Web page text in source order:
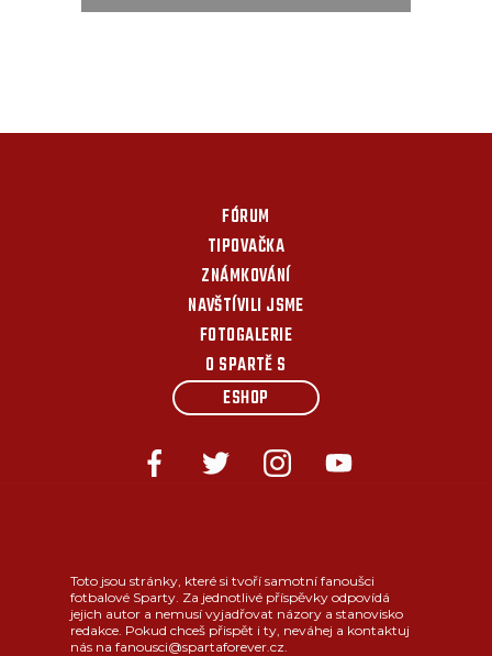
FÓRUM
TIPOVAČKA
ZNÁMKOVÁNÍ
NAVŠTÍVILI JSME
FOTOGALERIE
O SPARTĚ S
ESHOP
Toto jsou stránky, které si tvoří samotní fanoušci
fotbalové Sparty. Za jednotlivé příspěvky odpovídá
jejich autor a nemusí vyjadřovat názory a stanovisko
redakce. Pokud chceš přispět i ty, neváhej a kontaktuj
nás na fanousci@spartaforever.cz.